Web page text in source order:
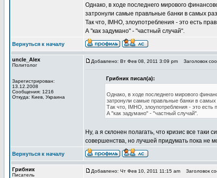
Однако, в ходе последнего мирового
затронули самые правльные банки в самых
Так что, IMHO, злоупотребления - это есть
А "как задумано" - "частный случай".
Вернуться к началу
uncle_Alex
Политолог
Зарегистрирован:
13.12.2008
Сообщения: 1216
Откуда: Киев, Украина
Добавлено: Вт Фев 08, 2011 3:09 pm Заголовок
Грибник писал(а):
Однако, в ходе последнего мирового
затронули самые правльные банки в
Так что, IMHO, злоупотребления - это есть
А "как задумано" - "частный случай".
Ну, а я склонен полагать, что кризис все
совершенства, но лучшей придумать пока не
Вернуться к началу
Грибник
Писатель
Добавлено: Чт Фев 10, 2011 11:15 am Заголовок